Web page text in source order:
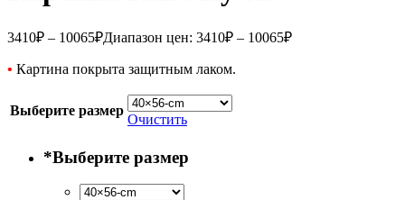
3410₽ – 10065₽Диапазон цен: 3410₽ – 10065₽
• Картина покрыта защитным лаком.
Выберите размер
Очистить
*Выберите размер